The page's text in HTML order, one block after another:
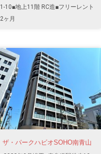
1-10■地上11階 RC造■フリーレント
2ヶ月
ザ・パークハビオSOHO南青山